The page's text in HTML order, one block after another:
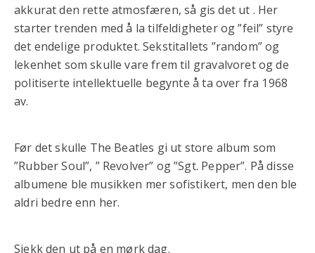
akkurat den rette atmosfæren, så gis det ut . Her
starter trenden med å la tilfeldigheter og ”feil” styre
det endelige produktet. Sekstitallets ”random” og
lekenhet som skulle vare frem til gravalvoret og de
politiserte intellektuelle begynte å ta over fra 1968
av.
Før det skulle The Beatles gi ut store album som
”Rubber Soul”, ” Revolver” og ”Sgt. Pepper”. På disse
albumene ble musikken mer sofistikert, men den ble
aldri bedre enn her.
Sjekk den ut på en mørk dag.